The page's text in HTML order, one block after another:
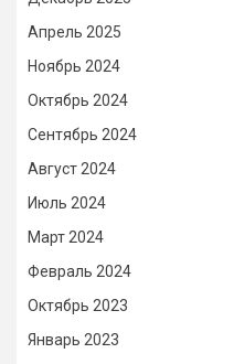
Апрель 2025
Ноябрь 2024
Октябрь 2024
Сентябрь 2024
Август 2024
Июль 2024
Март 2024
Февраль 2024
Октябрь 2023
Январь 2023